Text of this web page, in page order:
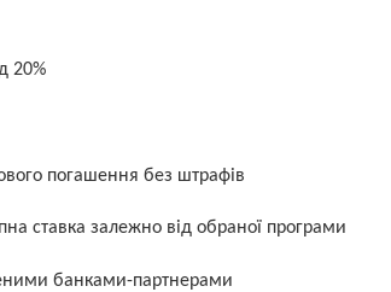
20%
погашення без штрафів
ставка залежно від обраної програми
банками-партнерами